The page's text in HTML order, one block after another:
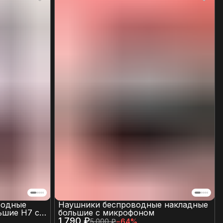
H7 с
1 790 ₽5 000 ₽−64%
Наушники беспроводные накладные
большие с микрофоном